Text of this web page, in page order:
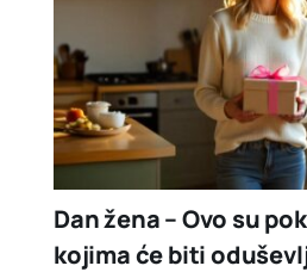
Dan žena – Ovo su
kojima će biti